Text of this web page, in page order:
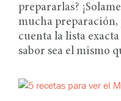
prepararlas?
mucha preparación,
cuenta la lista
sabor sea el mismo